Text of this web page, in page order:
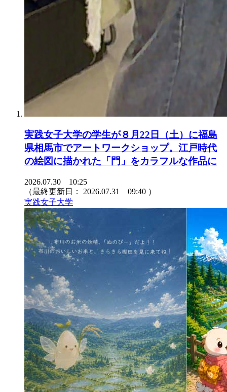
実践女子大学の学生が８月22日（土）に福島
県相馬市でアートワークショップ。江戸時代
の絵図に描かれた「門」をカラフルな作品に
2026.07.30 10:25
（最終更新日： 2026.07.31 09:40 ）
実践女子大学